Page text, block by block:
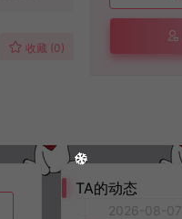
收藏 (0)
TA的动态
2026-08-07